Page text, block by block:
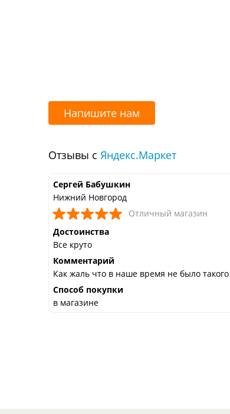
Напишите нам
Отзывы с Яндекс.Маркет
Сергей Бабушкин
Нижний Новгород
Отличный магазин
Достоинства
Все круто
Комментарий
Как жаль что в наше время не было такого
Способ покупки
в магазине